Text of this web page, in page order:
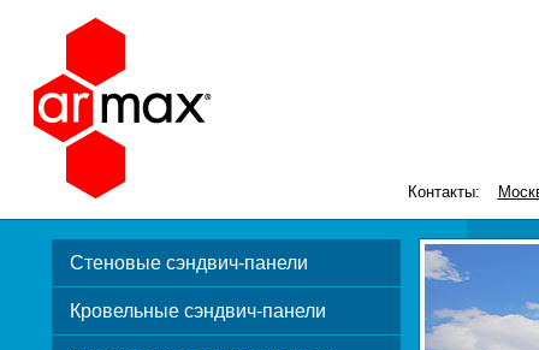
Контакты:
Стеновые сэндвич-панели
Кровельные сэндвич-панели